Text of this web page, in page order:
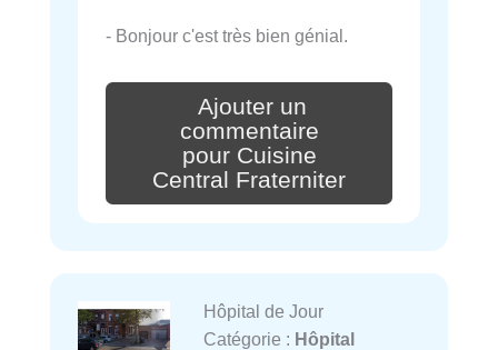
- Bonjour c'est très bien génial.
Ajouter un
commentaire
pour Cuisine
Central Fraterniter
Hôpital de Jour
Catégorie : Hôpital